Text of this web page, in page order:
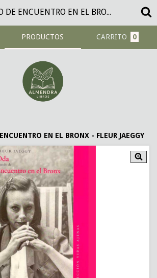
ODA SEGUIDO DE ENCUENTRO EN EL BRONX - FLEUR JAEGGY
PRODUCTOS CARRITO 0
EN EL BRONX - FLEUR JAEGGY